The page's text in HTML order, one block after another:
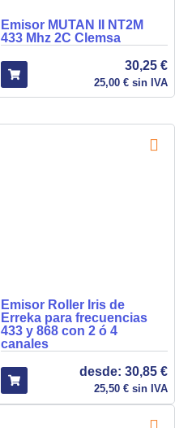
Emisor MUTAN II NT2M
433 Mhz 2C Clemsa
30,25 €
25,00 € sin IVA
Emisor Roller Iris de
Erreka para frecuencias
433 y 868 con 2 ó 4
canales
desde: 30,85 €
25,50 € sin IVA